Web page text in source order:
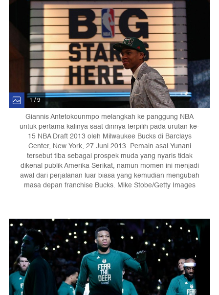
1 / 9
Giannis Antetokounmpo melangkah ke panggung NBA
untuk pertama kalinya saat dirinya terpilih pada urutan ke-
15 NBA Draft 2013 oleh Milwaukee Bucks di Barclays
Center, New York, 27 Juni 2013. Pemain asal Yunani
tersebut tiba sebagai prospek muda yang nyaris tidak
dikenal publik Amerika Serikat, namun momen ini menjadi
awal dari perjalanan luar biasa yang kemudian mengubah
masa depan franchise Bucks. Mike Stobe/Getty Images